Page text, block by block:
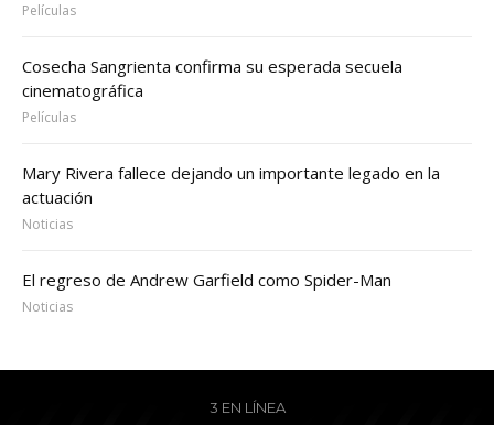
Películas
Cosecha Sangrienta confirma su esperada secuela
cinematográfica
Películas
Mary Rivera fallece dejando un importante legado en la
actuación
Noticias
El regreso de Andrew Garfield como Spider-Man
Noticias
3 EN LÍNEA